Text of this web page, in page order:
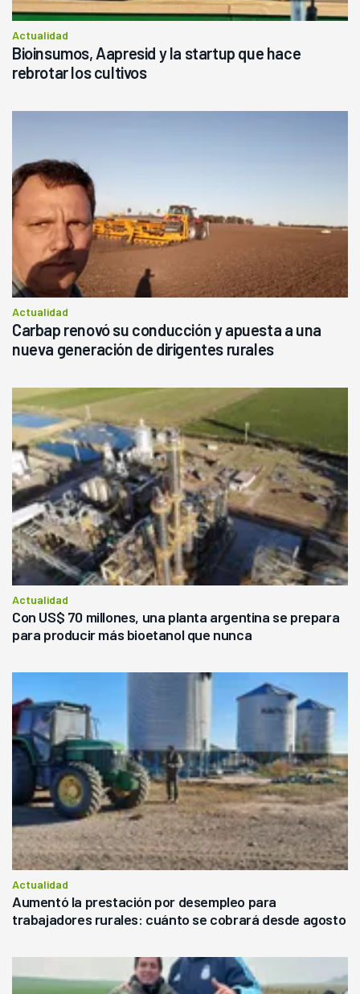
Actualidad
Bioinsumos, Aapresid y la startup que hace
rebrotar los cultivos
Actualidad
Carbap renovó su conducción y apuesta a una
nueva generación de dirigentes rurales
Actualidad
Con US$ 70 millones, una planta argentina se prepara
para producir más bioetanol que nunca
Actualidad
Aumentó la prestación por desempleo para
trabajadores rurales: cuánto se cobrará desde agosto